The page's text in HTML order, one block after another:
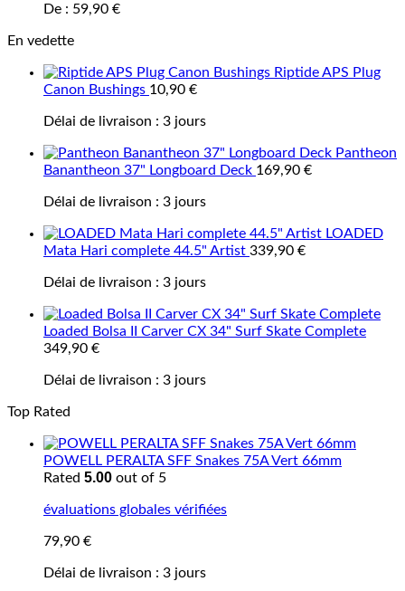
De : 59,90 €
En vedette
Riptide APS Plug
Canon Bushings 10,90 €
Délai de livraison : 3 jours
Pantheon
Banantheon 37" Longboard Deck 169,90 €
Délai de livraison : 3 jours
LOADED
Mata Hari complete 44.5" Artist 339,90 €
Délai de livraison : 3 jours
Loaded Bolsa II Carver CX 34" Surf Skate Complete
349,90 €
Délai de livraison : 3 jours
Top Rated
POWELL PERALTA SFF Snakes 75A Vert 66mm
Rated 5.00 out of 5
évaluations globales vérifiées
79,90 €
Délai de livraison : 3 jours